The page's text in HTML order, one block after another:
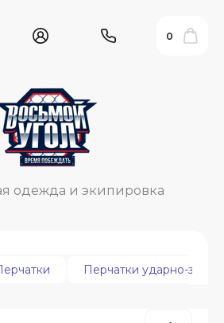
0
одежда и экипировка
Перчатки ударно-